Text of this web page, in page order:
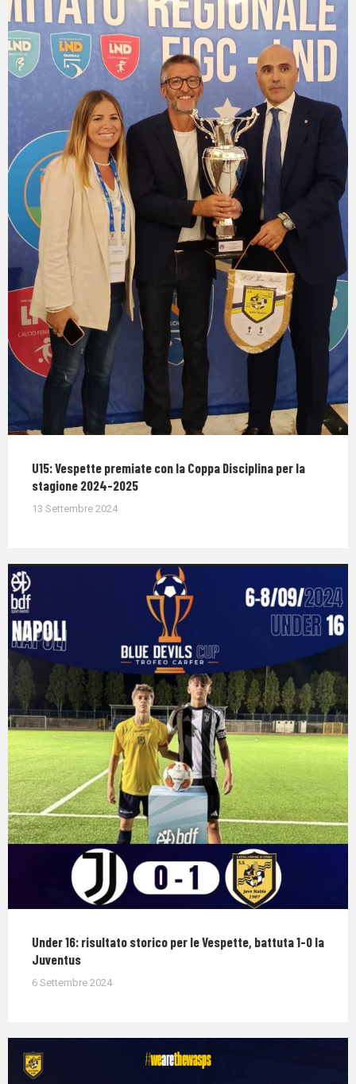
U15: Vespette premiate con la Coppa Disciplina per la
stagione 2024-2025
13 Settembre 2024
Under 16: risultato storico per le Vespette, battuta 1-0 la
Juventus
6 Settembre 2024